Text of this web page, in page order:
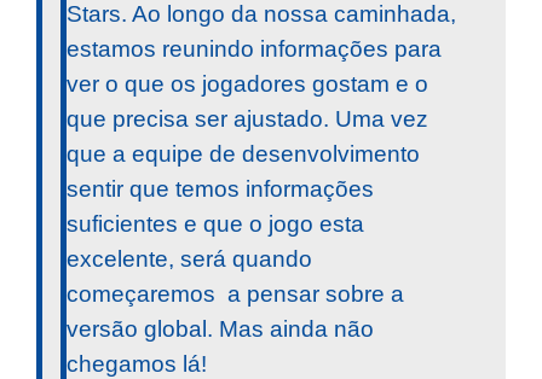
Stars. Ao longo da nossa caminhada,
estamos reunindo informações para
ver o que os jogadores gostam e o
que precisa ser ajustado. Uma vez
que a equipe de desenvolvimento
sentir que temos informações
suficientes e que o jogo esta
excelente, será quando
começaremos a pensar sobre a
versão global. Mas ainda não
chegamos lá!